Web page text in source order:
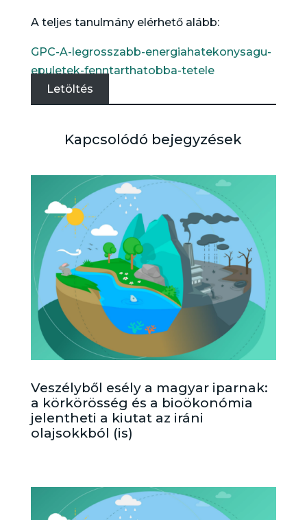
A teljes tanulmány elérhető alább:
GPC-A-legrosszabb-energiahatekonysagu-
epuletek-fenntarthatobba-tetele
Letöltés
Kapcsolódó bejegyzések
Veszélyből esély a magyar iparnak:
a körkörösség és a bioökonómia
jelentheti a kiutat az iráni
olajsokkból (is)